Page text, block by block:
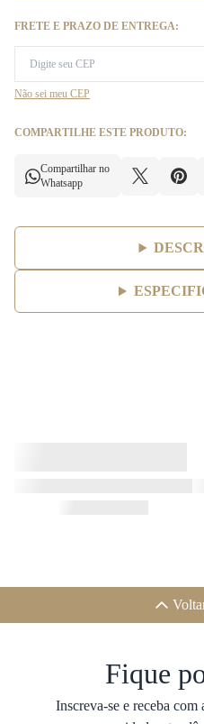
FRETE E PRAZO DE ENTREGA:
Não sei meu CEP
COMPARTILHE ESTE PRODUTO:
Compartilhar no
Whatsapp
Fique
Inscreva-se e receba com